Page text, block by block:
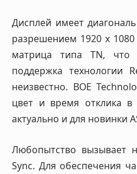
Дисплей имеет
разрешением 1920 х
матрица типа TN, что
поддержка технологии
неизвестно. BOE
цвет и время отклика
актуально и для новинки
Любопытство вызывает
Sync. Для обеспечения